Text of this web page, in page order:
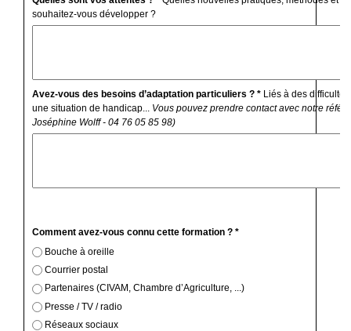
souhaitez-vous développer ?
Avez-vous des besoins d’adaptation particuliers ? *Liés à des difficultés
une situation de handicap...
Vous pouvez prendre contact avec notre
Joséphine Wolff - 04 76 05 85 98)
Comment avez-vous connu cette formation ? *
Bouche à oreille
Courrier postal
Partenaires (CIVAM, Chambre d’Agriculture, ...)
Presse / TV / radio
Réseaux sociaux